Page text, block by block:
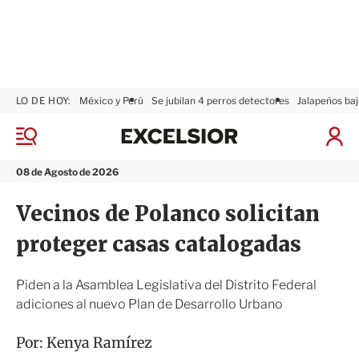
M
n
08 de Agosto de 2026
LO DE HOY: México y Perú Se jubilan 4 perros detectores Jalapeños
I
x
i
r
Vecinos de Polanco solicitan
proteger casas catalogadas
Piden a la Asamblea Legislativa del Distrito Federal
adiciones al nuevo Plan de Desarrollo Urbano
Por: Kenya Ramírez